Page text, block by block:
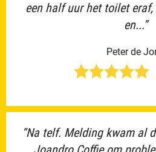
een half uur het toilet
en...”
Peter de
“Na telf. Melding kwam al